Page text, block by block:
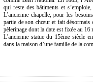
qui reste des bâtiments et
L’ancienne chapelle, pour les
partie de son chœur et fait désormais
pèlerinage dont la date est fixée au 16
L’ancienne statue du 15ème siècle
dans la maison d’une famille de la